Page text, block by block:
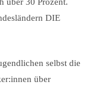
DIE
selbst die
über